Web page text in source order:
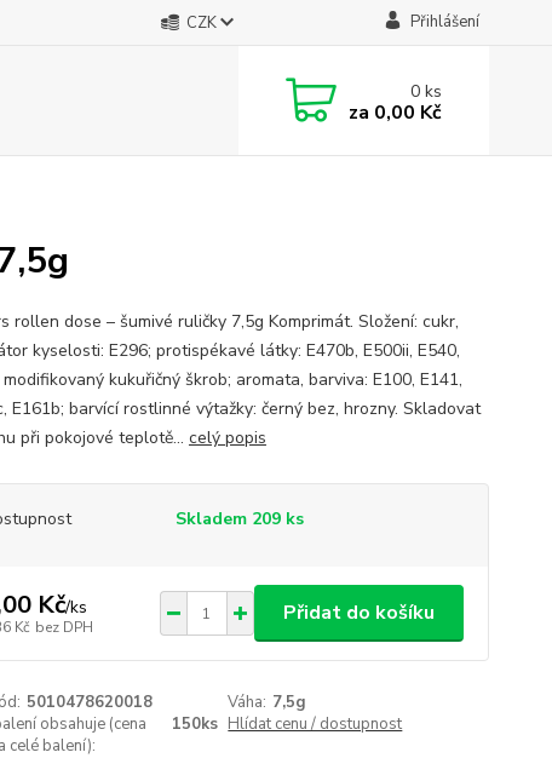
CZK Přihlášení
0ks
za 0,00 Kč
rollen dose – šumivé ruličky 7,5g Komprimát. Složení: cukr,
kyselosti: E296; protispékavé látky: E470b, E500ii, E540,
modifikovaný kukuřičný škrob; aromata, barviva: E100, E141,
E161b; barvící rostlinné výtažky: černý bez, hrozny. Skladovat
při pokojové teplotě... celý popis
Skladem 209 ks
Kč/ks
Kč bez DPH
Přidat do košíku
5010478620018 Váha: 7,5g
obsahuje (cena
celé balení):
150ks Hlídat cenu / dostupnost